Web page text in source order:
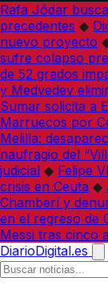
Rafa Jódar
precedentes ◆
nuevo proyecto
sufre colapso
de 52 grados
y Medvedev
Sumar solicita a
Marruecos por
Melilla:
naufragio del
judicial ◆ Felipe
crisis en Ceuta ◆
Chamberí y
en el regreso de
Messi tras cinco
DiarioDigital.es